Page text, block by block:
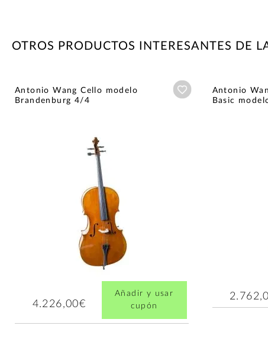
OTROS PRODUCTOS INTERESANTES DE
Antonio Wang Cello modelo
Brandenburg 4/4
Añadir a wishlist
4.226,00€
Añadir y usar
cupón
Antonio
Basic